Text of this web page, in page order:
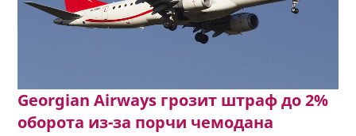
Georgian Airways грозит штраф до 2%
оборота из-за порчи чемодана